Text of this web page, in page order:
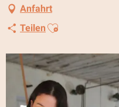
Anfahrt
Teilen Ajouter aux favoris